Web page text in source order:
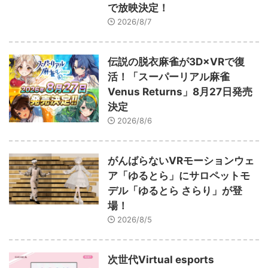
で放映決定！
2026/8/7
伝説の脱衣麻雀が3D×VRで復
活！「スーパーリアル麻雀
Venus Returns」8月27日発売
決定
2026/8/6
がんばらないVRモーションウェ
ア「ゆるとら」にサロペットモ
デル「ゆるとら さらり」が登
場！
2026/8/5
次世代Virtual esports